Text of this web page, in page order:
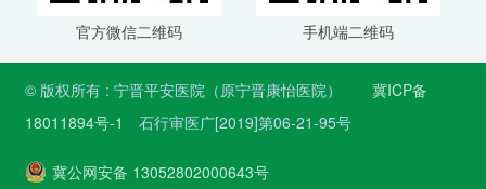
官方微信二维码 手机端二维码
© 版权所有 : 宁晋平安医院（原宁晋康怡医院）冀ICP备
18011894号-1
石行审医广[2019]第06-21-95号
冀公网安备 13052802000643号